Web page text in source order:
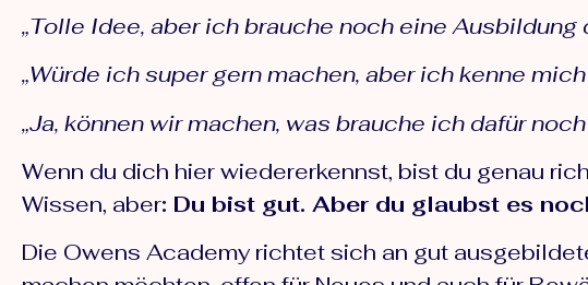
„Tolle Idee, aber ich brauche noch eine Ausbildung
„Würde ich super gern machen, aber ich kenne
„Ja, können wir machen, was brauche ich dafür
Wenn du dich hier wiedererkennst, bist du genau
Wissen, aber: Du bist gut. Aber du glaubst es
Die Owens Academy richtet sich an gut